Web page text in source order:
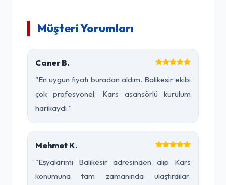
Müşteri Yorumları
Caner B.
"En uygun fiyatı buradan aldım. Balıkesir ekibi
çok profesyonel, Kars asansörlü kurulum
harikaydı."
Mehmet K.
"Eşyalarımı Balıkesir adresinden alıp Kars
konumuna tam zamanında ulaştırdılar.